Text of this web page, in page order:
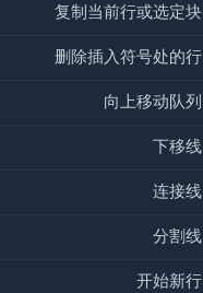
复制当前行或选定块
删除插入符号处的行
向上移动队列
下移线
连接线
分割线
开始新行